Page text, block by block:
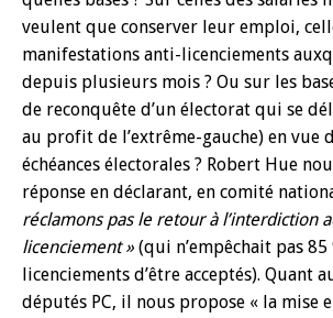
veulent que conserver leur emploi,
manifestations anti-licenciements
depuis plusieurs mois ? Ou sur les
de reconquête d’un électorat qui se
au profit de l’extrême-gauche) en vue
échéances électorales ? Robert Hue
réponse en déclarant, en comité
réclamons pas le retour à l’interdiction
licenciement »(qui n’empêchait pas 85
licenciements d’être acceptés). Quant
députés PC, il nous propose « la mise